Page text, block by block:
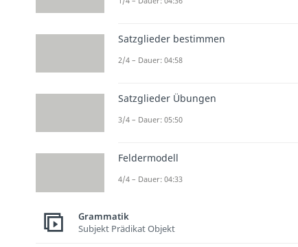
Satzglieder bestimmen
2/4 – Dauer: 04:58
Satzglieder Übungen
3/4 – Dauer: 05:50
Feldermodell
4/4 – Dauer: 04:33
Grammatik
Subjekt Prädikat Objekt